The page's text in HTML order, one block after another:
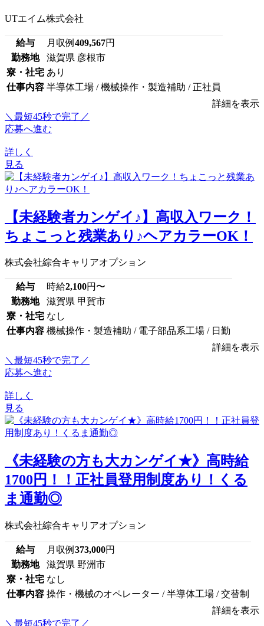
UTエイム株式会社
給与 月収例 409,567円
勤務地
滋賀県 彦根市
寮・社宅 あり
仕事内容 半導体工場 / 機械操作・製造補助 / 正社員
詳細を表示
＼最短45秒で完了／
応募へ進む
詳しく
見る
【未経験者カンゲイ♪】高収入ワーク！
ちょこっと残業あり♪ヘアカラーOK！
株式会社綜合キャリアオプション
給与 時給2,100円〜
勤務地
滋賀県 甲賀市
寮・社宅 なし
仕事内容 機械操作・製造補助 / 電子部品系工場 / 日勤
詳細を表示
＼最短45秒で完了／
応募へ進む
詳しく
見る
《未経験の方も大カンゲイ★》高時給
1700円！！正社員登用制度あり！くる
ま通勤◎
株式会社綜合キャリアオプション
給与 月収例 373,000円
勤務地
滋賀県 野洲市
寮・社宅 なし
仕事内容 操作・機械のオペレーター / 半導体工場 / 交替制
詳細を表示
＼最短45秒で完了／